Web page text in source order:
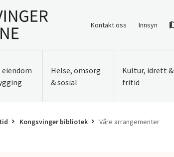
Kontakt oss Innsyn
Helse, omsorg
& sosial
Kultur, idrett &
fritid
Kongsvinger bibliotek Våre arrangementer